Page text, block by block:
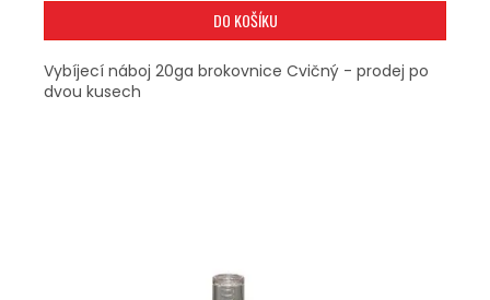
DO KOŠÍKU
Vybíjecí náboj 20ga brokovnice Cvičný - prodej po
dvou kusech